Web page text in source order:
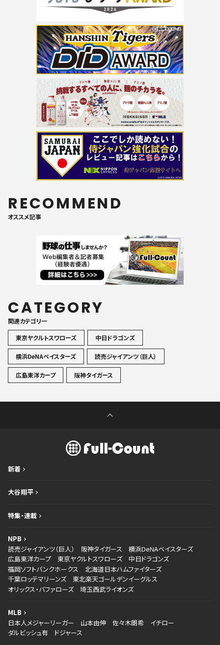
RECOMMEND
オススメ記事
CATEGORY
関連カテゴリ一
東京ヤクルトスワローズ
中日ドラゴンズ
横浜DeNAベイスターズ 読売ジャイアンツ（巨人）
広島東洋カープ 阪神タイガース
新着
大谷翔平
特集・連載
NPB
読売ジャイアンツ（巨人）
阪神タイガース
横浜DeNAベイスターズ
広島東洋カープ
東京ヤクルトスワローズ
中日ドラゴンズ
福岡ソフトバンクホークス
北海道日本ハムファイターズ
千葉ロッテマリーンズ
東北楽天ゴールデンイーグルス
オリックス・バファローズ
埼玉西武ライオンズ
MLB
日本人メジャーリーガー
山本由伸 佐々木朗希
イチロー
ダルビッシュ有
ドジャース